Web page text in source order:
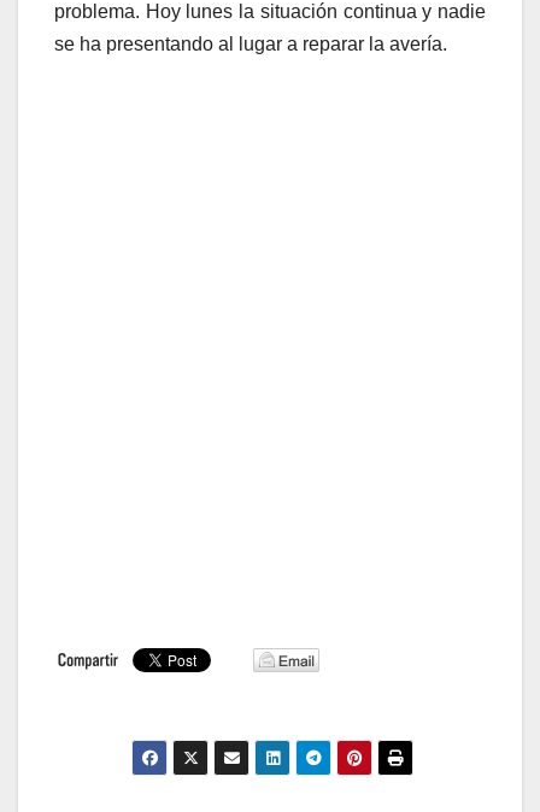
problema. Hoy lunes la situación continua y nadie
se ha presentando al lugar a reparar la avería.